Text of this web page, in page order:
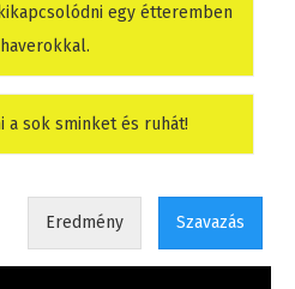
egy étteremben
a sok sminket és ruhát!
Eredmény Szavazás